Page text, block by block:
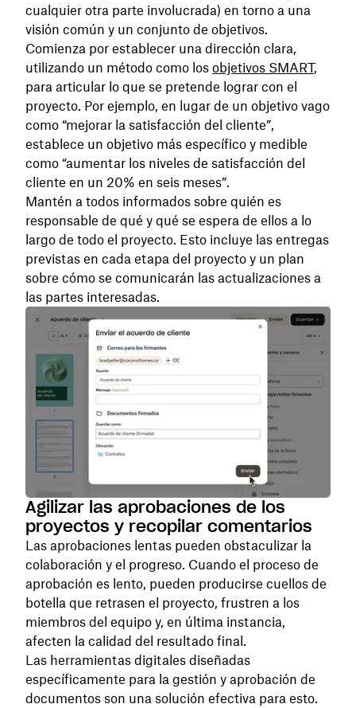
cualquier otra parte involucrada) en torno a una
visión común y un conjunto de objetivos.
Comienza por establecer una dirección clara,
utilizando un método como los objetivos SMART,
para articular lo que se pretende lograr con el
proyecto. Por ejemplo, en lugar de un objetivo vago
como “mejorar la satisfacción del cliente”,
establece un objetivo más específico y medible
como “aumentar los niveles de satisfacción del
cliente en un 20% en seis meses”.
Mantén a todos informados sobre quién es
responsable de qué y qué se espera de ellos a lo
largo de todo el proyecto. Esto incluye las entregas
previstas en cada etapa del proyecto y un plan
sobre cómo se comunicarán las actualizaciones a
las partes interesadas.
Agilizar las aprobaciones de los
proyectos y recopilar comentarios
Las aprobaciones lentas pueden obstaculizar la
colaboración y el progreso. Cuando el proceso de
aprobación es lento, pueden producirse cuellos de
botella que retrasen el proyecto, frustren a los
miembros del equipo y, en última instancia,
afecten la calidad del resultado final.
Las herramientas digitales diseñadas
específicamente para la gestión y aprobación de
documentos son una solución efectiva para esto.